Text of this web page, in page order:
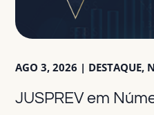
JUSPREV em
AGO 3, 2026 | DESTAQUE,